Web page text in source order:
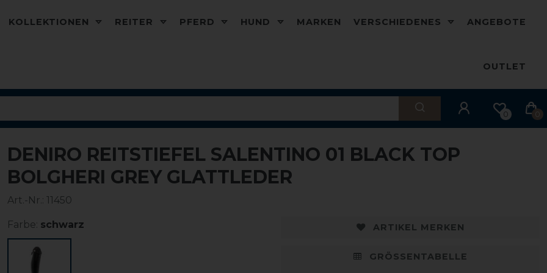
KOLLEKTIONEN REITER PFERD HUND MARKEN VERSCHIEDENES ANGEBOTE
OUTLET
0 0
DENIRO REITSTIEFEL SALENTINO 01 BLACK TOP
BOLGHERI GREY GLATTLEDER
Art.-Nr.: 11450
Farbe: schwarz ARTIKEL MERKEN
GRÖSSENTABELLE